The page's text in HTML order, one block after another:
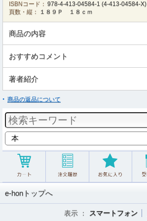
ISBNコード： 978-4-413-04584-1 (4-413-04584-X)
頁数・縦：
１８９Ｐ １８ｃｍ
商品の内容
おすすめコメント
著者紹介
商品の返品について
e-honトップへ
表示 ： スマートフォン